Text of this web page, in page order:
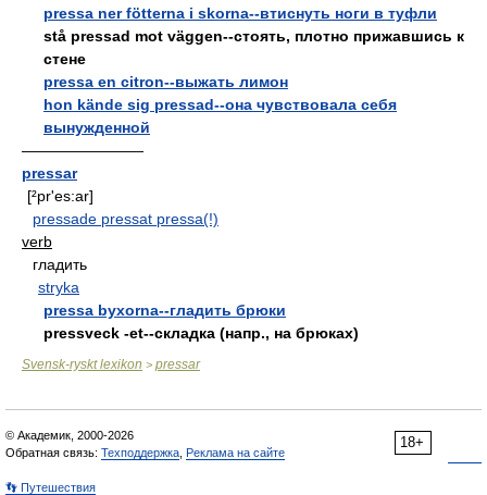
pressa ner fötterna i skorna--втиснуть ноги в туфли
stå pressad mot väggen--стоять, плотно прижавшись к
стене
pressa en citron--выжать лимон
hon kände sig pressad--она чувствовала себя
вынужденной
————————
pressar
[²pr'es:ar]
pressade pressat pressa(!)
verb
гладить
stryka
pressa byxorna--гладить брюки
pressveck -et--складка (напр., на брюках)
Svensk-ryskt lexikon > pressar
18+
© Академик, 2000-2026
Обратная связь: Техподдержка Реклама на сайте
👣 Путешествия